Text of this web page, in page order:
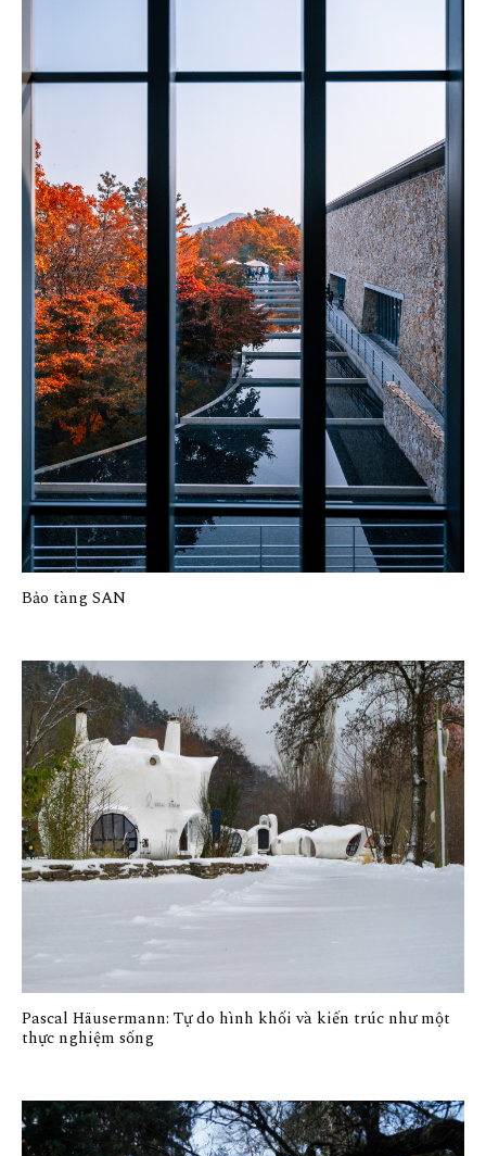
Bảo tàng SAN
Pascal Häusermann: Tự do hình khối và kiến trúc như một
thực nghiệm sống